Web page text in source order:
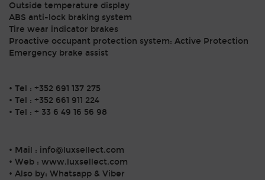
Outside temperature display
ABS anti-lock braking system
Tire wear indicator brakes
Proactive occupant protection system: Active Protection
Emergency brake assist
• Tel : +352 691 137 275
• Tel : +352 661 911 224
• Tel : + 33 6 49 16 56 98
• Mail : info@luxsellect.com
• Web : www.luxsellect.com
• Also by: Whatsapp & Viber